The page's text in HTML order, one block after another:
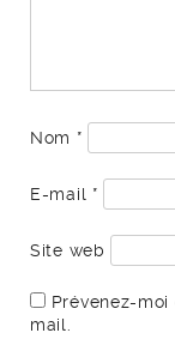
Nom *
E-mail *
Site web
Prévenez-
mail.